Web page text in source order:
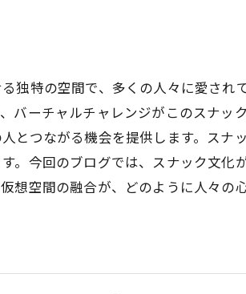
独特の空間で、多くの人々に愛さ
バーチャルチャレンジがこのスナッ
とつながる機会を提供します。スナ
。今回のブログでは、スナック文化
想空間の融合が、どのように人々の